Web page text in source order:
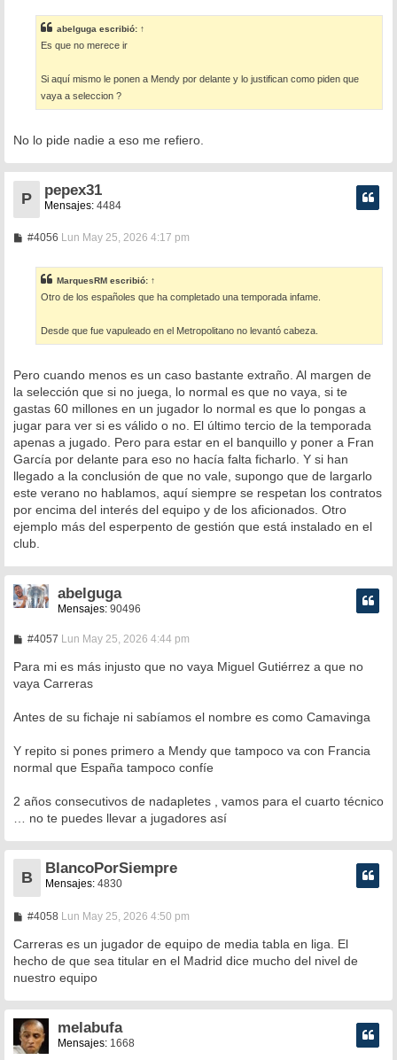
a
j
abelguga escribió: ↑
Es que no merece ir
Si aquí mismo le ponen a Mendy por delante y lo justifican como piden que
vaya a seleccion ?
No lo pide nadie a eso me refiero.
P
pepex31
Mensajes: 4484
#4056M
a
j
Lun May 25, 2026 4:17 pm
MarquesRM escribió: ↑
Otro de los españoles que ha completado una temporada infame.
Desde que fue vapuleado en el Metropolitano no levantó cabeza.
Pero cuando menos es un caso bastante extraño. Al margen de
la selección que si no juega, lo normal es que no vaya, si te
gastas 60 millones en un jugador lo normal es que lo pongas a
jugar para ver si es válido o no. El último tercio de la temporada
apenas a jugado. Pero para estar en el banquillo y poner a Fran
García por delante para eso no hacía falta ficharlo. Y si han
llegado a la conclusión de que no vale, supongo que de largarlo
este verano no hablamos, aquí siempre se respetan los contratos
por encima del interés del equipo y de los aficionados. Otro
ejemplo más del esperpento de gestión que está instalado en el
club.
abelguga
Mensajes: 90496
#4057M
n
a
e
Lun May 25, 2026 4:44 pm
Para mi es más injusto que no vaya Miguel Gutiérrez a que no
vaya Carreras
Antes de su fichaje ni sabíamos el nombre es como Camavinga
Y repito si pones primero a Mendy que tampoco va con Francia
normal que España tampoco confíe
2 años consecutivos de nadapletes , vamos para el cuarto técnico
… no te puedes llevar a jugadores así
B
BlancoPorSiempre
Mensajes: 4830
#4058M
n
a
j
Lun May 25, 2026 4:50 pm
Carreras es un jugador de equipo de media tabla en liga. El
hecho de que sea titular en el Madrid dice mucho del nivel de
nuestro equipo
melabufa
Mensajes: 1668